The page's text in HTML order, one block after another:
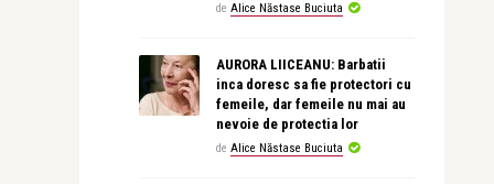
de Alice Năstase Buciuta
AURORA LIICEANU: Barbatii
inca doresc sa fie protectori cu
femeile, dar femeile nu mai au
nevoie de protectia lor
de Alice Năstase Buciuta